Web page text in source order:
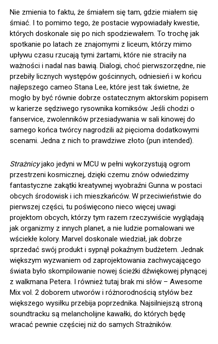
Nie zmienia to faktu, że śmiałem się tam, gdzie miałem się
śmiać. I to pomimo tego, że postacie wypowiadały kwestie,
których doskonale się po nich spodziewałem. To trochę jak
spotkanie po latach ze znajomymi z liceum, którzy mimo
upływu czasu rzucają tymi żartami, które nie straciły na
ważności i nadal nas bawią. Dialogi, choć pierwszorzędne, nie
przebiły licznych występów gościnnych, odniesień i w końcu
najlepszego cameo Stana Lee, które jest tak świetne, że
mogło by być równie dobrze ostatecznym aktorskim popisem
w karierze sędziwego rysownika komiksów. Jeśli chodzi o
fanservice, zwolenników przesiadywania w sali kinowej do
samego końca twórcy nagrodzili aż pięcioma dodatkowymi
scenami. Jedna z nich to prawdziwe złoto (pun intended).
Strażnicyjako jedyni w MCU w pełni wykorzystują ogrom
przestrzeni kosmicznej, dzięki czemu znów odwiedzimy
fantastyczne zakątki kreatywnej wyobraźni Gunna w postaci
obcych środowisk i ich mieszkańców. W przeciwieństwie do
pierwszej części, tu poświęcono nieco więcej uwagi
projektom obcych, którzy tym razem rzeczywiście wyglądają
jak organizmy z innych planet, a nie ludzie pomalowani we
wściekłe kolory. Marvel doskonale wiedział, jak dobrze
sprzedać swój produkt i sypnął pokaźnym budżetem. Jednak
większym wyzwaniem od zaprojektowania zachwycającego
świata było skompilowanie nowej ścieżki dźwiękowej płynącej
z walkmana Petera. I również tutaj brak mi słów – Awesome
Mix vol. 2 doborem utworów i różnorodnością stylów bez
większego wysiłku przebija poprzednika. Najsilniejszą stroną
soundtracku są melancholijne kawałki, do których będę
wracać pewnie częściej niż do samych Strażników.